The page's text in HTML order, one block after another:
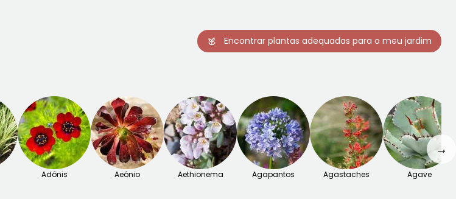
Encontrar plantas adequadas para o meu jardim
Adónis Aeónio Aethionema Agapantos Agastaches Agave
→